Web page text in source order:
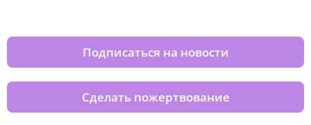
Подписаться на новости
Сделать пожертвование